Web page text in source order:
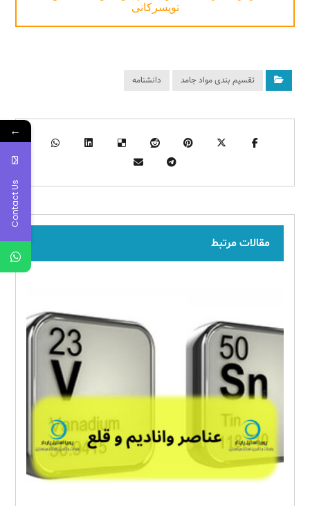
تویسرکانی
تقسیم بندی مواد جامد دانشنامه
مقالات مرتبط
←
Contact Us